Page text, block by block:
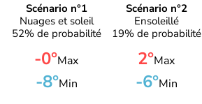
Scénario n°1
Nuages et soleil
52% de probabilité
-0°Max
-8°Min
Scénario n°2
Ensoleillé
19% de probabilité
2°Max
-6°Min